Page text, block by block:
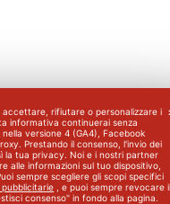
Base Primo Soccorso
accettare, rifiutare o personalizzare i
informativa continuerai senza
versione 4 (GA4), Facebook
Prestando il consenso, l'invio dei
la tua privacy. Noi e i nostri partner
alle informazioni sul tuo dispositivo,
sempre scegliere gli scopi specifici
, e puoi sempre revocare il
consenso" in fondo alla pagina.